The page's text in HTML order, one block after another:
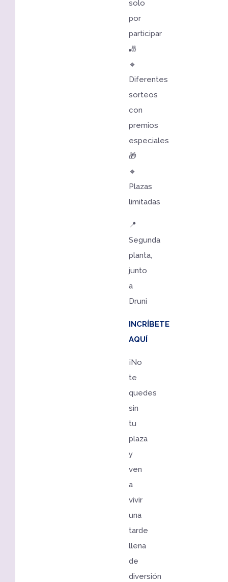
solo
por
participar
🎳
🔹
Diferentes
sorteos
con
premios
especiales
🎁
🔹
Plazas
limitadas
📍
Segunda
planta,
junto
a
Druni
INCRÍBETE
AQUÍ
¡No
te
quedes
sin
tu
plaza
y
ven
a
vivir
una
tarde
llena
de
diversión